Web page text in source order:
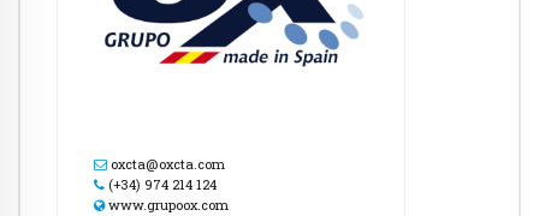
oxcta@oxcta.com
(+34) 974 214 124
www.grupoox.com